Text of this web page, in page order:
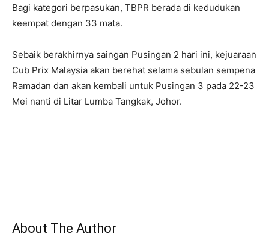
Bagi kategori berpasukan, TBPR berada di kedudukan
keempat dengan 33 mata.
Sebaik berakhirnya saingan Pusingan 2 hari ini, kejuaraan
Cub Prix Malaysia akan berehat selama sebulan sempena
Ramadan dan akan kembali untuk Pusingan 3 pada 22-23
Mei nanti di Litar Lumba Tangkak, Johor.
About The Author